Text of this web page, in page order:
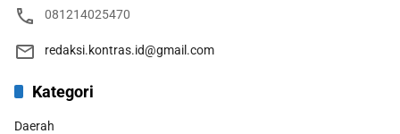
081214025470
redaksi.kontras.id@gmail.com
Kategori
Daerah